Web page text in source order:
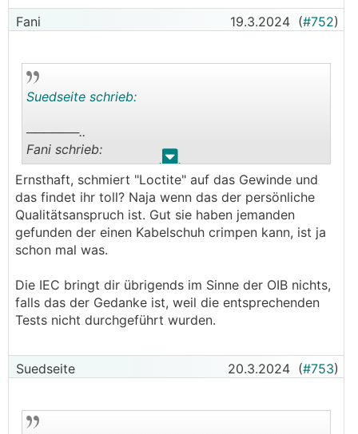
Fani 19.3.2024 (#752)
. .
Suedseite schrieb:
──────..
Fani schrieb:
──────..
uzi10 schrieb:
Gobel hat einfach tolle Hardware und ein spitzen
preis Leistungsverhältnis.
sind immer erreichbar
───────────────
───────────────
Eindruck als sie sich als ernstzunehmenden
Hersteller platzieren:
Ernsthaft, schmiert "Loctite" auf das Gewinde und
das findet ihr toll? Naja wenn das der persönliche
Qualitätsanspruch ist. Gut sie haben jemanden
gefunden der einen Kabelschuh crimpen kann, ist ja
schon mal was.
Die IEC bringt dir übrigends im Sinne der OIB nichts,
falls das der Gedanke ist, weil die entsprechenden
Tests nicht durchgeführt wurden.
Suedseite 20.3.2024 (#753)